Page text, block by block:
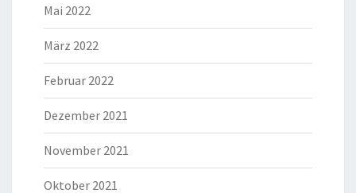
Mai 2022
März 2022
Februar 2022
Dezember 2021
November 2021
Oktober 2021